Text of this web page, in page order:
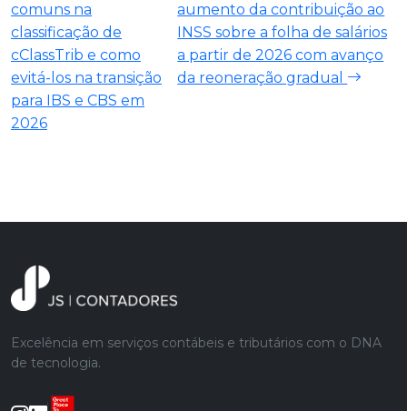
comuns na
classificação de
cClassTrib e como
evitá-los na transição
para IBS e CBS em
2026
aumento da contribuição ao
INSS sobre a folha de salários
a partir de 2026 com avanço
da reoneração gradual
Excelência em serviços contábeis e tributários com o DNA
de tecnologia.